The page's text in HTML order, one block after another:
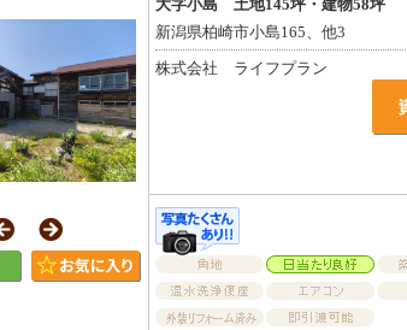
大字小島 土地145坪・建物58坪
新潟県柏崎市小島165、他3
株式会社 ライフプラン